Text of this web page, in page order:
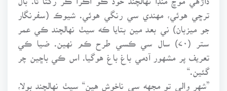
ترڇي هوئي، مهندي سي رنگي هوئي. شيوڪ (سفرنگار
جو ميزبان) ني بعد مين بتايا ڪه سيٺ نهالچند ڪي عمر
ستر (۷۰) سال سي ڪسي طرح ڪم نهين. ضيا ڪي
تعريف پر مشهور آدمي باغ باغ هوگيا. اس ڪي باڇين چر
گئين.“
”شهر والي تو مجهه سي ناخوش هين“ سيٺ نهالچند بولا،